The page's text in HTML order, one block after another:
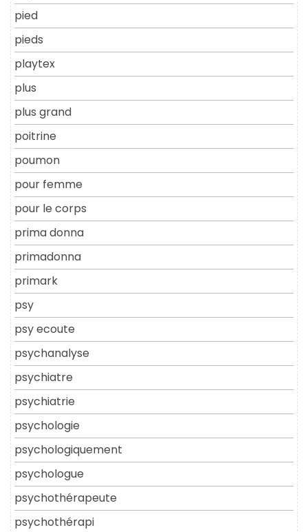
pied
pieds
playtex
plus
plus grand
poitrine
poumon
pour femme
pour le corps
prima donna
primadonna
primark
psy
psy ecoute
psychanalyse
psychiatre
psychiatrie
psychologie
psychologiquement
psychologue
psychothérapeute
psychothérapi